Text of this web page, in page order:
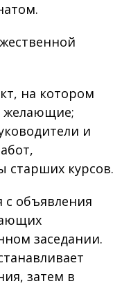
на котором
желающие;
и
старших курсов.
с объявления
заседании.
затем в